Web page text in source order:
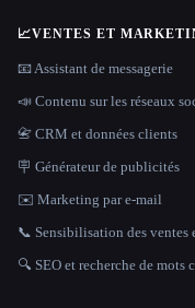
📈VENTES ET
📧 Assistant de messagerie
📣 Contenu sur les réseaux
📇 CRM et données clients
🪧 Générateur de publicités
✉️ Marketing par e-mail
📞 Sensibilisation des ventes
🔍 SEO et recherche de mots